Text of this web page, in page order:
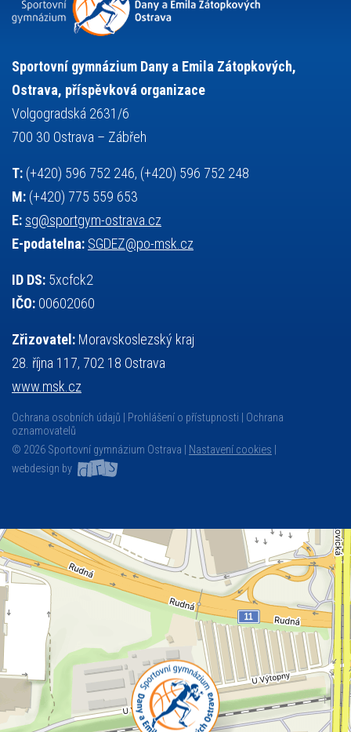
sportovní gymnastika sportovní lezení
stolní tenis střelba
teorie sportovní přípravy
tělesná výchova
událost
volejbal
vybavení vysvědčení vzpírání
výuka všesportovní výcvikový kurz
základy společenských věd
Sportovní gymnázium Dany a Emila Zátopkových,
Ostrava, příspěvková organizace
Volgogradská 2631/6
700 30 Ostrava – Zábřeh
T: (+420) 596 752 246, (+420) 596 752 248
M: (+420) 775 559 653
E: sg@sportgym-ostrava.cz
E-podatelna: SGDEZ@po-msk.cz
ID DS: 5xcfck2
IČO: 00602060
Zřizovatel: Moravskoslezský kraj
28. října 117, 702 18 Ostrava
www.msk.cz
Ochrana osobních údajů Prohlášení o přístupnosti
Ochrana
oznamovatelů
© 2026 Sportovní gymnázium Ostrava |
Nastavení cookies
webdesign by